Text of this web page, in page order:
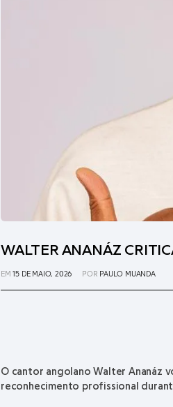
WALTER ANANÁZ
EM15 DE MAIO, 2026 POR PAULO MUANDA
O cantor angolanoWalter Ananáz
reconhecimento profissional